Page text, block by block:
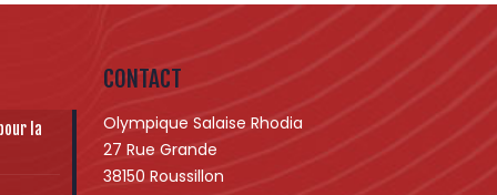
la
CONTACT
Olympique Salaise Rhodia
27 Rue Grande
38150 Roussillon